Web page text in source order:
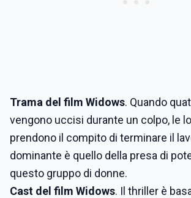
Trama del film Widows. Quando
vengono uccisi durante un colpo, le
prendono il compito di terminare il
dominante è quello della presa di
questo gruppo di donne.
Cast del film Widows. Il thriller è